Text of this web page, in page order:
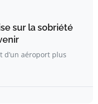
sur la sobriété
d’un aéroport plus